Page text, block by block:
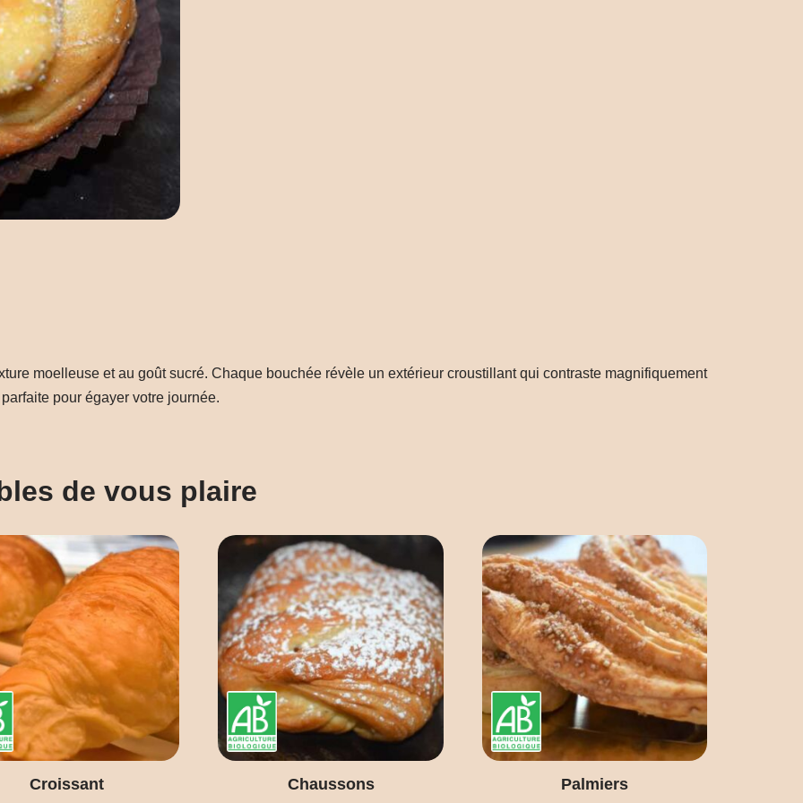
moelleuse et au goût sucré. Chaque bouchée révèle un extérieur croustillant qui contraste magnifiquement
pour égayer votre journée.
de vous plaire
Croissant Chaussons Palmiers